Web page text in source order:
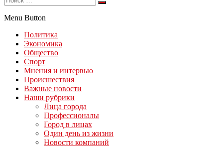
Menu Button
Политика
Экономика
Общество
Спорт
Мнения и интервью
Происшествия
Важные новости
Наши рубрики
Лица города
Профессионалы
Город в лицах
Один день из жизни
Новости компаний